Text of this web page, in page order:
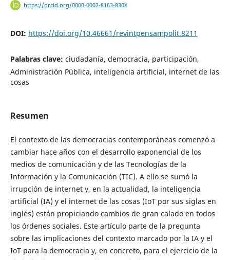
https://orcid.org/0000-0002-8163-830X
DOI: https://doi.org/10.46661/revintpensampolit.8211
Palabras clave: ciudadanía, democracia, participación,
Administración Pública, inteligencia artificial, internet de las
cosas
Resumen
El contexto de las democracias contemporáneas comenzó a
cambiar hace años con el desarrollo exponencial de los
medios de comunicación y de las Tecnologías de la
Información y la Comunicación (TIC). A ello se sumó la
irrupción de internet y, en la actualidad, la inteligencia
artificial (IA) y el internet de las cosas (IoT por sus siglas en
inglés) están propiciando cambios de gran calado en todos
los órdenes sociales. Este artículo parte de la pregunta
sobre las implicaciones del contexto marcado por la IA y el
IoT para la democracia y, en concreto, para el ejercicio de la